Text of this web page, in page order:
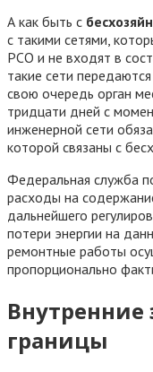
А как быть с
с такими сетями,
РСО и не входят в
такие сети
свою очередь орган
тридцати дней с
инженерной сети
которой связаны с
Федеральная служба
расходы на
дальнейшего
потери энергии на
ремонтные работы
пропорционально
Внутренние
границы